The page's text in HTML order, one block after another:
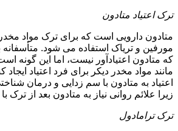
ترک اعتیاد متادون
متادون دارویی است که برای ترک مواد
مورفین و تریاک استفاده می شود.
که متادون اعتیادآور نیست، اما این گونه
مانند مواد مخدر دیکر برای فرد اعتیاد
اعتیاد به متادون با سم زدایی و درمان
زیرا علائم روانی نیاز به متادون بعد از ترک
ترک ترامادول